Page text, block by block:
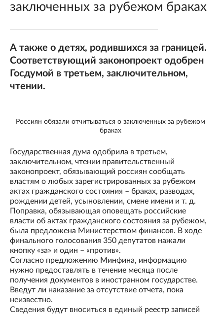
заключенных за рубежом браках
А также о детях, родившихся за границей.
Соответствующий законопроект одобрен
Госдумой в третьем, заключительном,
чтении.
Россиян обязали отчитываться о заключенных за рубежом
браках
Государственная дума одобрила в третьем,
заключительном, чтении правительственный
законопроект, обязывающий россиян сообщать
властям о любых зарегистрированных за рубежом
актах гражданского состояния – браках, разводах,
рождении детей, усыновлении, смене имени и т. д.
Поправка, обязывающая оповещать российские
власти об актах гражданского состояния за рубежом,
была предложена Министерством финансов. В ходе
финального голосования 350 депутатов нажали
кнопку «за» и один – «против».
Согласно предложению Минфина, информацию
нужно предоставлять в течение месяца после
получения документов в иностранном государстве.
Введут ли наказание за отсутствие отчета, пока
неизвестно.
Сведения будут вноситься в единый реестр записей